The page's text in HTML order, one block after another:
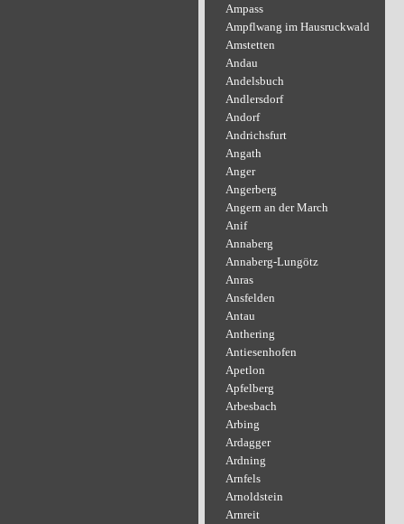
Ampass
Ampflwang im Hausruckwald
Amstetten
Andau
Andelsbuch
Andlersdorf
Andorf
Andrichsfurt
Angath
Anger
Angerberg
Angern an der March
Anif
Annaberg
Annaberg-Lungötz
Anras
Ansfelden
Antau
Anthering
Antiesenhofen
Apetlon
Apfelberg
Arbesbach
Arbing
Ardagger
Ardning
Arnfels
Arnoldstein
Arnreit